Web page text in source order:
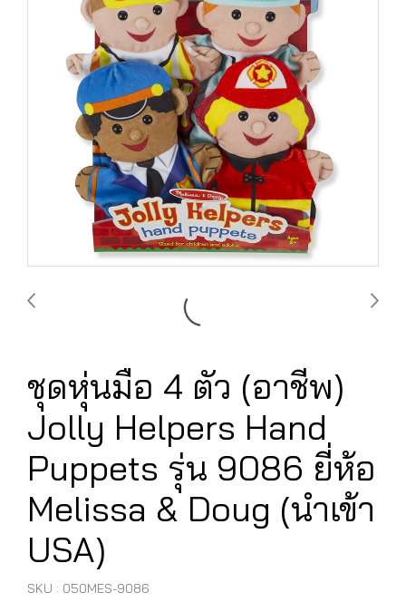
ชุดหุ่นมือ 4 ตัว (อาชีพ)
Jolly Helpers Hand
Puppets รุ่น 9086 ยี่ห้อ
Melissa & Doug (นำเข้า
USA)
SKU : 050MES-9086